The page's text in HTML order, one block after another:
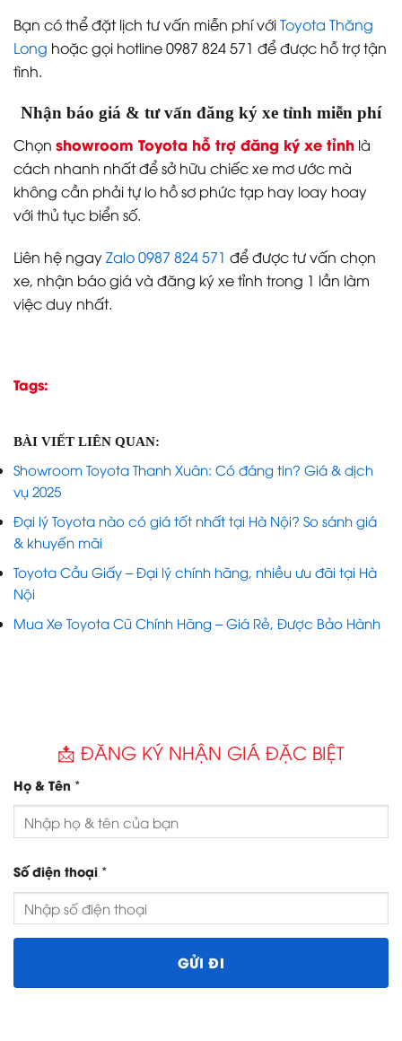
Bạn có thể đặt lịch tư vấn miễn phí vớiToyota Thăng
Long hoặc gọi hotline 0987 824 571 để được hỗ trợ tận
tình.
Nhận báo giá & tư vấn đăng ký xe tỉnh miễn phí
Chọn showroom Toyota hỗ trợ đăng ký xe tỉnh là
cách nhanh nhất để sở hữu chiếc xe mơ ước mà
không cần phải tự lo hồ sơ phức tạp hay loay hoay
với thủ tục biển số.
Liên hệ ngayZalo 0987 824 571 để được tư vấn chọn
xe, nhận báo giá và đăng ký xe tỉnh trong 1 lần làm
việc duy nhất.
Tags:
BÀI VIẾT LIÊN QUAN:
Showroom Toyota Thanh Xuân: Có đáng tin? Giá & dịch
vụ 2025
Đại lý Toyota nào có giá tốt nhất tại Hà Nội? So sánh giá
& khuyến mãi
Toyota Cầu Giấy – Đại lý chính hãng, nhiều ưu đãi tại Hà
Nội
Mua Xe Toyota Cũ Chính Hãng – Giá Rẻ, Được Bảo Hành
📩 ĐĂNG KÝ NHẬN GIÁ ĐẶC BIỆT
Họ & Tên *
Số điện thoại *